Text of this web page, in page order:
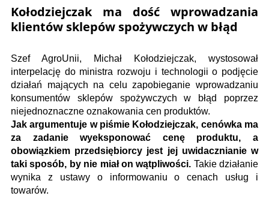
Kołodziejczak ma dość wprowadzania
klientów sklepów spożywczych w błąd
Szef AgroUnii, Michał Kołodziejczak, wystosował
interpelację do ministra rozwoju i technologii o podjęcie
działań mających na celu zapobieganie wprowadzaniu
konsumentów sklepów spożywczych w błąd poprzez
niejednoznaczne oznakowania cen produktów.
Jak argumentuje w piśmie Kołodziejczak, cenówka ma
za zadanie wyeksponować cenę produktu, a
obowiązkiem przedsiębiorcy jest jej uwidacznianie w
taki sposób, by nie miał on wątpliwości. Takie działanie
wynika z ustawy o informowaniu o cenach usług i
towarów.